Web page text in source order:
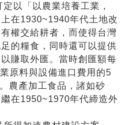
以「以農業培養工業，
在1930~1940年代土地改
權交給耕者，而使得台灣
的糧食，同時還可以提供
賺取外匯。當時創匯額每
原料與設備進口費用的5
農產加工食品，諸如砂
在1950~1970年代締造外